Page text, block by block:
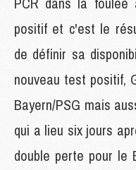
positif et c'est le
de définir sa
nouveau test positif,
Bayern/PSG mais
qui a lieu six jours
double perte pour le